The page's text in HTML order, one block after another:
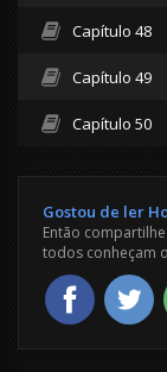
Capítulo 48
Capítulo 49
Capítulo 50
Gostou de ler
Então
todos conheçam